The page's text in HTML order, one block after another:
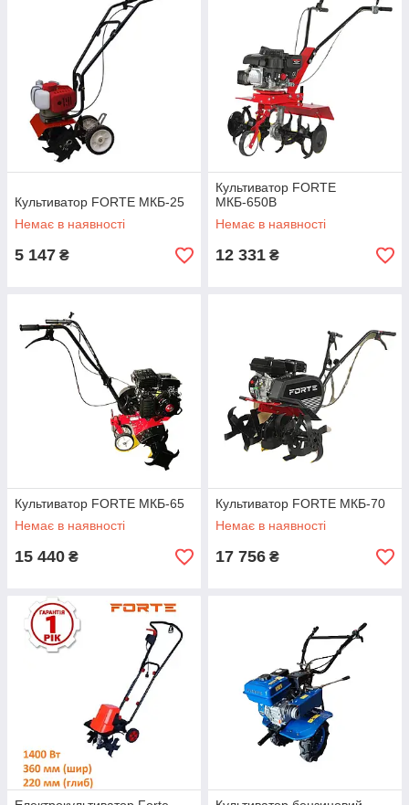
Культиватор FORTE МКБ-25
Немає в наявності
5 147 ₴
Культиватор FORTE
МКБ-650В
Немає в наявності
12 331 ₴
Культиватор FORTE МКБ-65
Немає в наявності
15 440 ₴
Культиватор FORTE МКБ-70
Немає в наявності
17 756 ₴